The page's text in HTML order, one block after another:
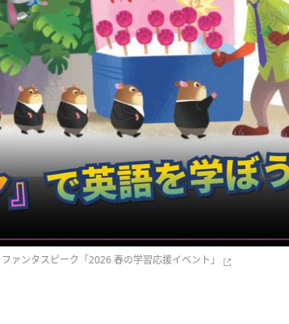
ァンタスピーク「2026 春の学習応援イベント」